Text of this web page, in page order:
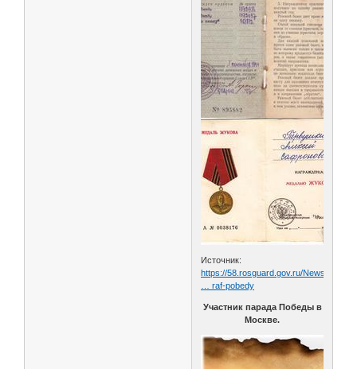
Источник:
https://58.rosguard.gov.ru/News/Article
… raf-pobedy
Участник парада Победы в
Москве.